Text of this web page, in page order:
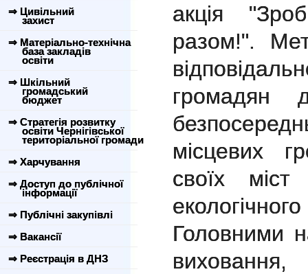
⇒ Цивільний
захист
⇒ Матеріально-технічна
база закладів
освіти
⇒ Шкільний
громадський
бюджет
⇒ Стратегія розвитку
освіти Чернігівської
територіальної громади
⇒ Харчування
⇒ Доступ до публічної
інформації
⇒ Публічні закупівлі
⇒ Вакансії
⇒ Реєстрація в ДНЗ
акція
разом!".
громадян
місцевих
своїх
Головними